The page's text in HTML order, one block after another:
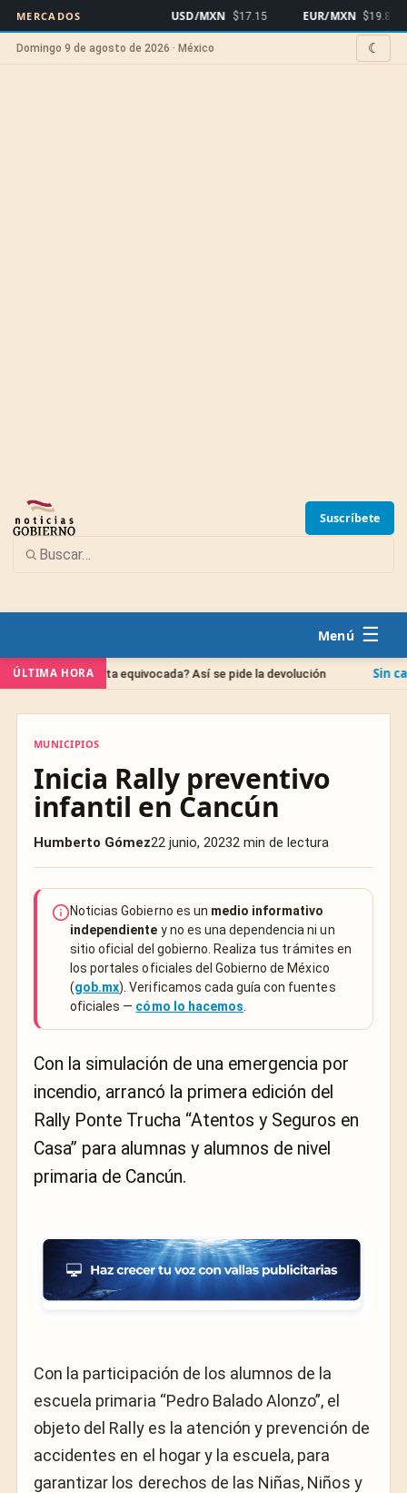
MERCADOS USD/MXN $17.15 EUR/MXN $19.81
Domingo 9 de agosto de 2026 · México ☾
Suscríbete
☰
ÚLTIMA HORA
cuenta equivocada? Así se pide la devolución Sin categoría
MUNICIPIOS
Inicia Rally preventivo
infantil en Cancún
Humberto Gómez22 junio, 20232 min de lectura
Noticias Gobierno es un medio informativo
independiente y no es una dependencia ni un
sitio oficial del gobierno. Realiza tus trámites en
los portales oficiales del Gobierno de México
(gob.mx). Verificamos cada guía con fuentes
oficiales — cómo lo hacemos
Con la simulación de una emergencia por
incendio, arrancó la primera edición del
Rally Ponte Trucha “Atentos y Seguros en
Casa” para alumnas y alumnos de nivel
primaria de Cancún.
Con la participación de los alumnos de la
escuela primaria “Pedro Balado Alonzo”, el
objeto del Rally es la atención y prevención de
accidentes en el hogar y la escuela, para
garantizar los derechos de las Niñas, Niños y